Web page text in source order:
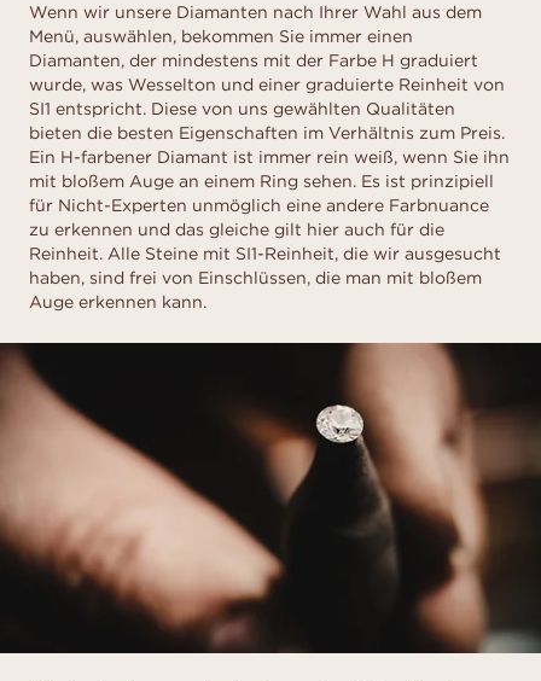
Wenn wir unsere Diamanten nach Ihrer Wahl aus dem
Menü, auswählen, bekommen Sie immer einen
Diamanten, der mindestens mit der Farbe H graduiert
wurde, was Wesselton und einer graduierte Reinheit von
SI1 entspricht. Diese von uns gewählten Qualitäten
bieten die besten Eigenschaften im Verhältnis zum Preis.
Ein H-farbener Diamant ist immer rein weiß, wenn Sie ihn
mit bloßem Auge an einem Ring sehen. Es ist prinzipiell
für Nicht-Experten unmöglich eine andere Farbnuance
zu erkennen und das gleiche gilt hier auch für die
Reinheit. Alle Steine mit SI1-Reinheit, die wir ausgesucht
haben, sind frei von Einschlüssen, die man mit bloßem
Auge erkennen kann.